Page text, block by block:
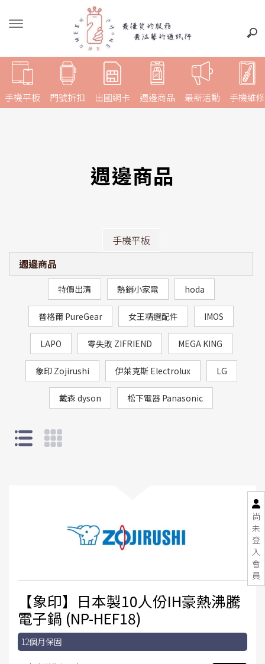
尚
未
登
入
會
員
手機平板 門號折扣 週邊商品 最新活動 手機維修
出國網卡
週邊商品
手機平板
週邊商品
特價出清 熱銷小家電 hoda
普格爾 PureGear 女王精選配件 IMOS
LAPO 零失敗 ZIFRIEND MEGA KING
象印 Zojirushi 伊萊克斯 Electrolux LG
戴森 dyson 松下電器 Panasonic
【象印】日本製10人份IH豪熱沸騰
電子鍋 (NP-HEF18)
12個月保固